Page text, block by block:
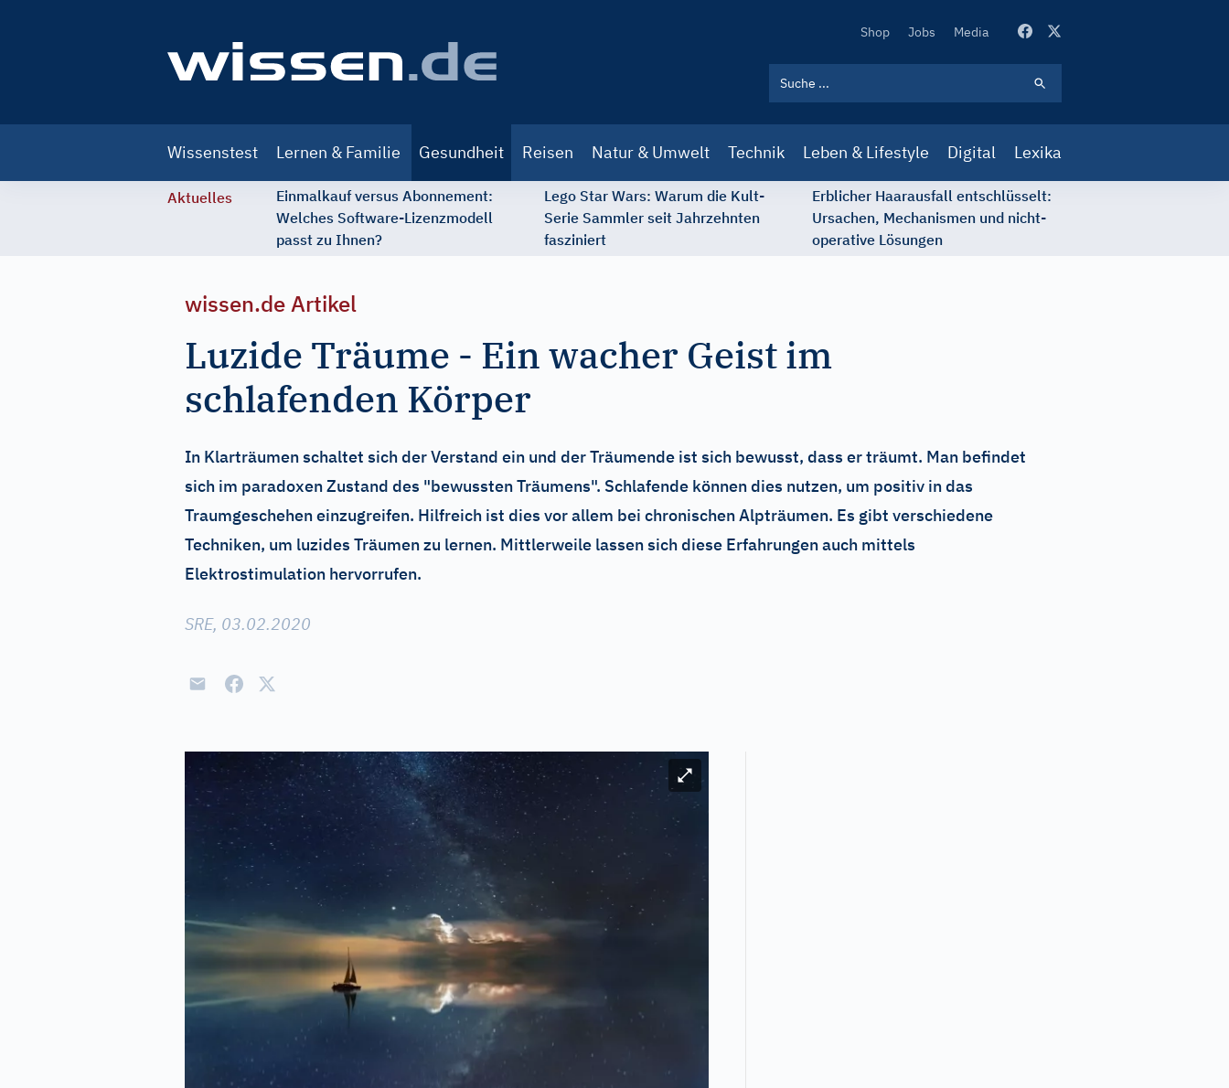
Secondary
Shop Jobs Media
navigation
Wissenstest Lernen & Familie Gesundheit Reisen Natur & Umwelt Technik Leben & Lifestyle Digital Lexika
Aktuelles
Einmalkauf versus Abonnement:
Welches Software-Lizenzmodell
passt zu Ihnen?
Lego Star Wars: Warum die Kult-
Serie Sammler seit Jahrzehnten
fasziniert
Erblicher Haarausfall entschlüsselt:
Ursachen, Mechanismen und nicht-
operative Lösungen
wissen.de Artikel
Luzide Träume - Ein wacher Geist im
schlafenden Körper
In Klarträumen schaltet sich der Verstand ein und der Träumende ist sich bewusst, dass er träumt. Man befindet
sich im paradoxen Zustand des "bewussten Träumens". Schlafende können dies nutzen, um positiv in das
Traumgeschehen einzugreifen. Hilfreich ist dies vor allem bei chronischen Alpträumen. Es gibt verschiedene
Techniken, um luzides Träumen zu lernen. Mittlerweile lassen sich diese Erfahrungen auch mittels
Elektrostimulation hervorrufen.
SRE, 03.02.2020
Bild vergrößern